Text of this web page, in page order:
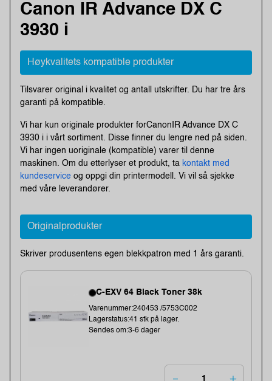
Canon IR Advance DX C
3930 i
Høykvalitets kompatible produkter
Tilsvarer original i kvalitet og antall utskrifter. Du har tre års
garanti på kompatible.
Vi har kun originale produkter forCanonIR Advance DX C
3930 i i vårt sortiment. Disse finner du lengre ned på siden.
Vi har ingen uoriginale (kompatible) varer til denne
maskinen. Om du etterlyser et produkt, ta kontakt med
kundeservice og oppgi din printermodell. Vi vil så sjekke
med våre leverandører.
Originalprodukter
Skriver produsentens egen blekkpatron med 1 års garanti.
C-EXV 64 Black Toner 38k
Varenummer:240453 /5753C002
Lagerstatus:41 stk på lager.
Sendes om:3-6 dager